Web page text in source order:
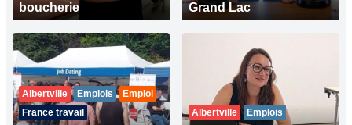
boucherie
Grand Lac
Albertville Emplois
Emploi
France travail
Albertville Emplois